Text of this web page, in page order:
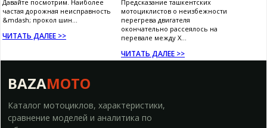
Давайте посмотрим. Наиболее
частая дорожная неисправность
&mdash; прокол шин...
ЧИТАТЬ ДАЛЕЕ >>
Предсказание ташкентских
мотоциклистов о неизбежности
перегрева двигателя
окончательно рассеялось на
перевале между Х...
ЧИТАТЬ ДАЛЕЕ >>
BAZAMOTO
Каталог мотоциклов, характеристики,
сравнение моделей и аналитика по